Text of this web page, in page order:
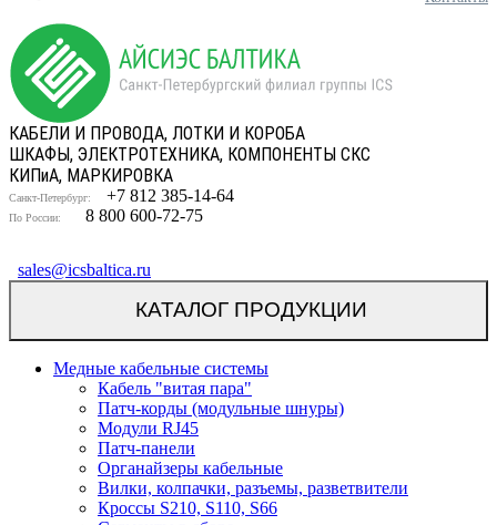
КАБЕЛИ И ПРОВОДА, ЛОТКИ И КОРОБА
ШКАФЫ, ЭЛЕКТРОТЕХНИКА, КОМПОНЕНТЫ СКС
КИПиА, МАРКИРОВКА
Санкт-Петербург: +7 812 385-14-64
По России: 8 800 600-72-75
sales@icsbaltica.ru
КАТАЛОГ ПРОДУКЦИИ
Медные кабельные системы
Кабель "витая пара"
Патч-корды (модульные шнуры)
Модули RJ45
Патч-панели
Органайзеры кабельные
Вилки, колпачки, разъемы, разветвители
Кроссы S210, S110, S66